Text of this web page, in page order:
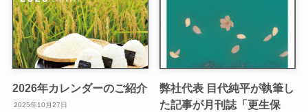
2026年カレンダーのご紹介
2025年10月27日
弊社代表 目代純平が執筆し
た記事が月刊誌「更生保